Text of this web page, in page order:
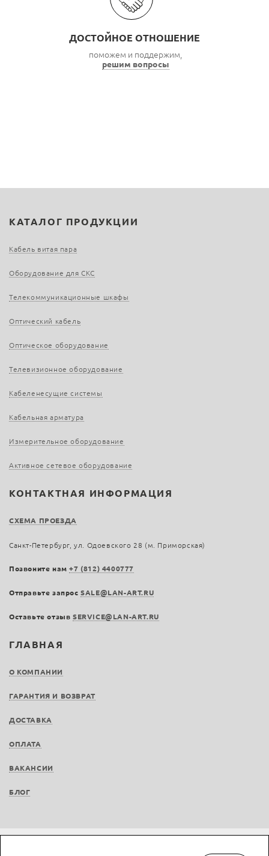
ДОСТОЙНОЕ ОТНОШЕНИЕ
поможем и поддержим,
решим вопросы
ГЛАВНАЯ
О КОМПАНИИ
ГАРАНТИЯ И ВОЗВРАТ
ДОСТАВКА
ОПЛАТА
ВАКАНСИИ
БЛОГ
КАТАЛОГ ПРОДУКЦИИ
Кабель витая пара
Оборудование для СКС
Телекоммуникационные шкафы
Оптический кабель
Оптическое оборудование
Телевизионное оборудование
Кабеленесущие системы
Кабельная арматура
Измерительное оборудование
Активное сетевое оборудование
КОНТАКТНАЯ ИНФОРМАЦИЯ
СХЕМА ПРОЕЗДА
Санкт-Петербург, ул. Одоевского 28 (м. Приморская)
Позвоните нам+7 (812) 4400777
Отправьте запросSALE@LAN-ART.RU
Оставьте отзыв SERVICE@LAN-ART.RU
Не является публичной офертой © LAN-art.ru, 2013—2026. Все права защищены.